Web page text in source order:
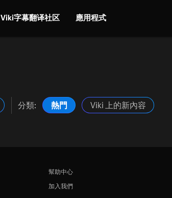
Viki字幕翻译社区 應用程式
分類: 熱門 Viki 上的新內容
幫助中心
加入我們